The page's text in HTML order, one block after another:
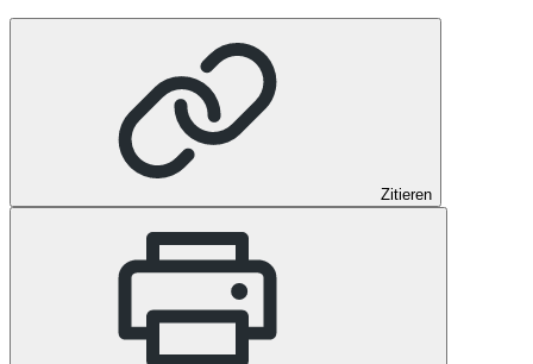
Zitieren